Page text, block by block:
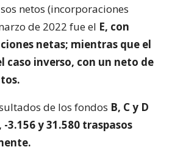
netos (incorporaciones
de 2022 fue el E, con
netas; mientras que el
caso inverso, con un neto de
de los fondos B, C y D
3.156 y 31.580 traspasos